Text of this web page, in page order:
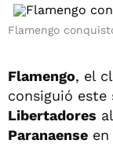
Flamengo
Flamengo, el
consiguió este
Libertadores
Paranaense